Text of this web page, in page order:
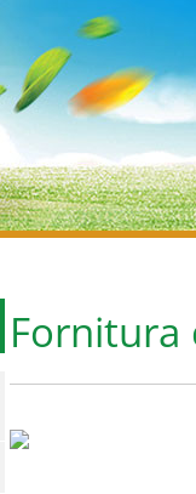
Fornitura